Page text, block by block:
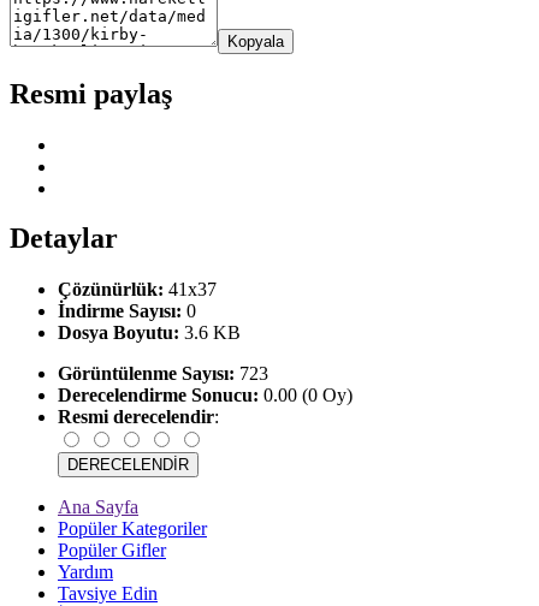
Kopyala
Resmi paylaş
Detaylar
Çözünürlük: 41x37
İndirme Sayısı: 0
Dosya Boyutu: 3.6 KB
Görüntülenme Sayısı: 723
Derecelendirme Sonucu: 0.00 (0 Oy)
Resmi derecelendir:
Ana Sayfa
Popüler Kategoriler
Popüler Gifler
Yardım
Tavsiye Edin